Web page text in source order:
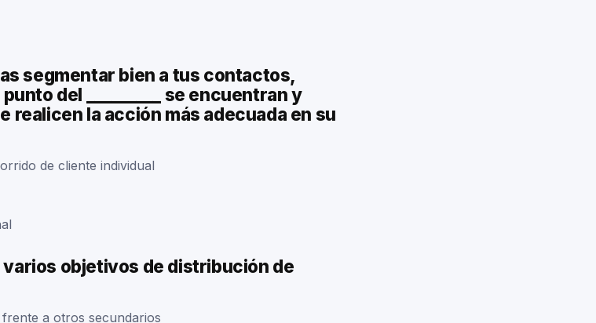
segmentar bien a tus contactos,
del _________ se encuentran y
realicen la acción más adecuada en su
de cliente individual
objetivos de distribución de
a otros secundarios